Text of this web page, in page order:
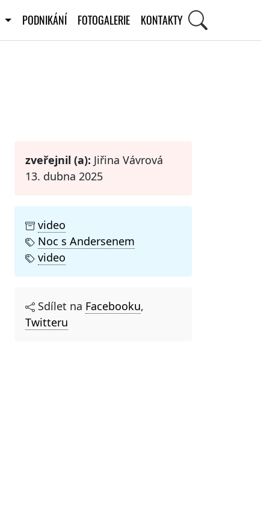
PODNIKÁNÍ FOTOGALERIE KONTAKTY
zveřejnil (a): Jiřina Vávrová
13. dubna 2025
video
Noc s Andersenem
video
Sdílet na Facebooku,
Twitteru